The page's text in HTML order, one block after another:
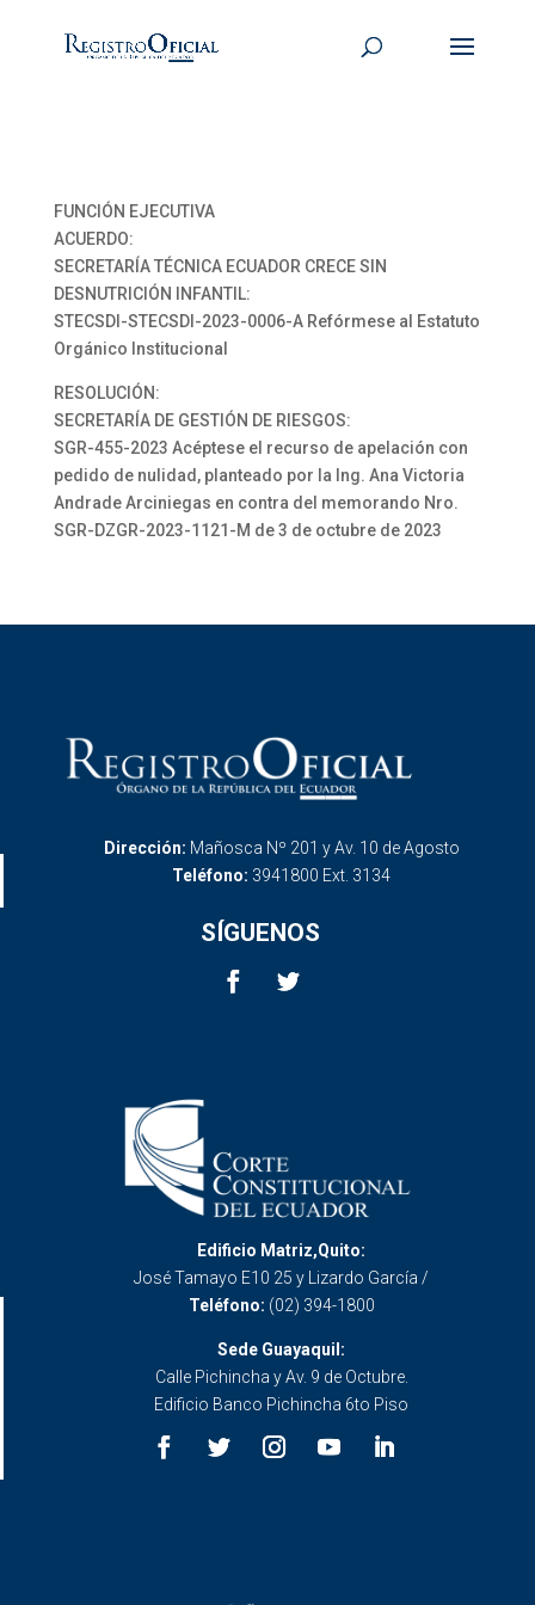
FUNCIÓN EJECUTIVA
ACUERDO:
SECRETARÍA TÉCNICA ECUADOR CRECE SIN
DESNUTRICIÓN INFANTIL:
STECSDI-STECSDI-2023-0006-A Refórmese al Estatuto
Orgánico Institucional
RESOLUCIÓN:
SECRETARÍA DE GESTIÓN DE RIESGOS:
SGR-455-2023 Acéptese el recurso de apelación con
pedido de nulidad, planteado por la Ing. Ana Victoria
Andrade Arciniegas en contra del memorando Nro.
SGR-DZGR-2023-1121-M de 3 de octubre de 2023
Dirección: Mañosca Nº 201 y Av. 10 de Agosto
Teléfono: 3941800 Ext. 3134
SÍGUENOS
Edificio Matriz,Quito:
José Tamayo E10 25 y Lizardo García /
Teléfono: (02) 394-1800
Sede Guayaquil:
Calle Pichincha y Av. 9 de Octubre.
Edificio Banco Pichincha 6to Piso